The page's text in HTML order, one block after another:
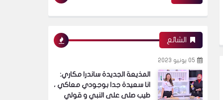
الشيخ سالم الطويل ، الدعاة في كاس العالم
قطر 2022 - هم تجار دين بل هم لايفهمون
الاسلام! ذاكر نايك اخواني و ارهابي !
الشائع
05 يونيو 2023
المذيعة الجديدة ساندرا مكاري:
انا سعيدة جدا بوجودي معاكي ،
طيب صلى على النبي و قولي